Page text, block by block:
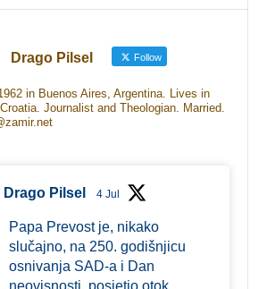
Drago Pilsel Follow
in Buenos Aires, Argentina. Lives in
Journalist and Theologian. Married.
Drago Pilsel 4 Jul
Papa Prevost je, nikako
slučajno, na 250. godišnjicu
osnivanja SAD-a i Dan
neovisnosti, posjetio otok